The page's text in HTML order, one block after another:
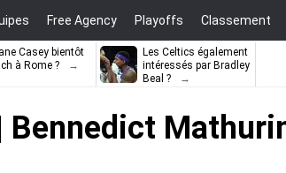
Free Agency Playoffs Classement
Casey bientôt
à Rome ?
Les Celtics également
intéressés par Bradley
Beal ?